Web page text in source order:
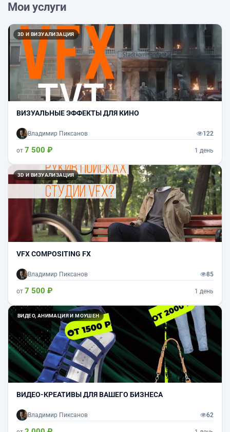
Мои услуги
3D И ВИЗУАЛИЗАЦИЯ
ВИЗУАЛЬНЫЕ ЭФФЕКТЫ ДЛЯ КИНО
Владимир Пиксанов 122
от 7 500 ₽ 1 день
3D И ВИЗУАЛИЗАЦИЯ
VFX COMPOSITING FX
Владимир Пиксанов 85
от 7 500 ₽ 1 день
ВИДЕО, АНИМАЦИЯ И МОУШЕН
ВИДЕО-КРЕАТИВЫ ДЛЯ ВАШЕГО БИЗНЕСА
Владимир Пиксанов 62